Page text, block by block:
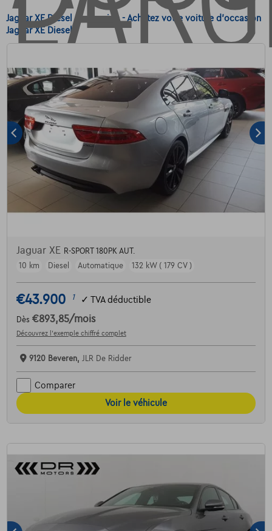
Jaguar XE Diesel d'occasion - Achetez votre voiture d'occasion
Jaguar XE Diesel
Jaguar XE R-SPORT 180PK AUT.
10 km
Diesel Automatique 132 kW ( 179 CV )
€43.900 1 ✓ TVA déductible
Dès €893,85/mois
Découvrez l’exemple chiffré complet
9120 Beveren, JLR De Ridder
Comparer
Voir le véhicule